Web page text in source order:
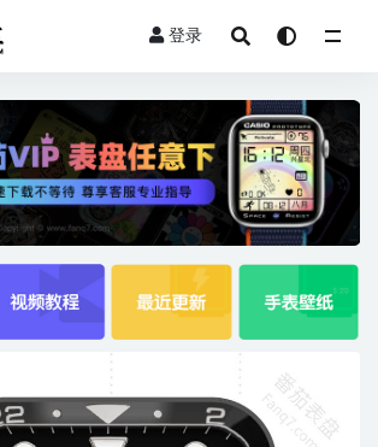
登录